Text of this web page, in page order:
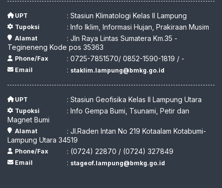
UPT : Stasiun Klimatologi Kelas II Lampung
Tupoksi : Info Iklim, Informasi Hujan, Prakiraan Musim
Alamat
: Jln Raya Lintas Sumatera Km.35 -
Tegineneng Kode pos 35363
Phone/Fax : 0725-7851570/ 0852-1590-1819 / -
Email : staklim.lampung@bmkg.go.id
UPT : Stasiun Geofisika Kelas II Lampung Utara
Tupoksi
: Info Gempa Bumi, Tsunami, Petir dan
Magnet Bumi
Alamat
: Jl.Raden Intan No 219 Kotaalam Kotabumi-
Lampung Utara 34519
Phone/Fax : (0724) 22870 / (0724) 327849
Email : stageof.lampung@bmkg.go.id